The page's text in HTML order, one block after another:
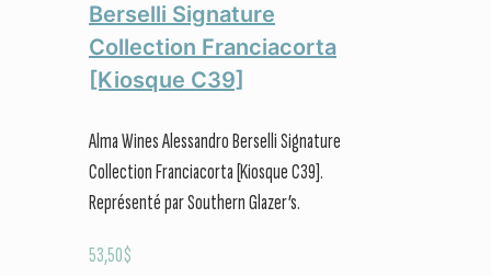
Berselli Signature
Collection Franciacorta
[Kiosque C39]
Alma Wines Alessandro Berselli Signature
Collection Franciacorta [Kiosque C39].
Représenté par Southern Glazer’s.
53,50$